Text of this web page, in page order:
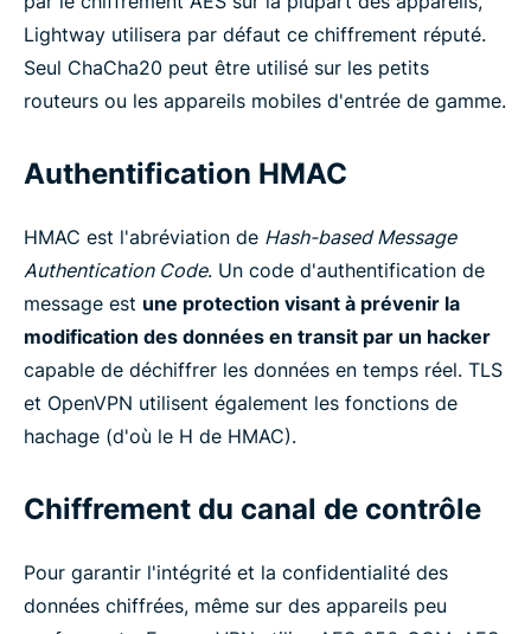
Lightway utilisera par défaut ce chiffrement réputé.
Seul ChaCha20 peut être utilisé sur les petits
routeurs ou les appareils mobiles d'entrée de gamme.
Authentification HMAC
HMAC est l'abréviation de Hash-based Message
Authentication Code. Un code d'authentification de
message est une protection visant à prévenir la
modification des données en transit par un hacker
capable de déchiffrer les données en temps réel. TLS
et OpenVPN utilisent également les fonctions de
hachage (d'où le H de HMAC).
Chiffrement du canal de contrôle
Pour garantir l'intégrité et la confidentialité des
données chiffrées, même sur des appareils peu